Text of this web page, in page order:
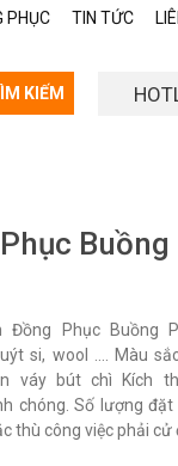
PHỤC TIN TỨC
KIẾM
Buồng
Đồng Phục Buồng
si, wool …. Màu
váy bút chì Kích
chóng. Số lượng
thù công việc phải cử